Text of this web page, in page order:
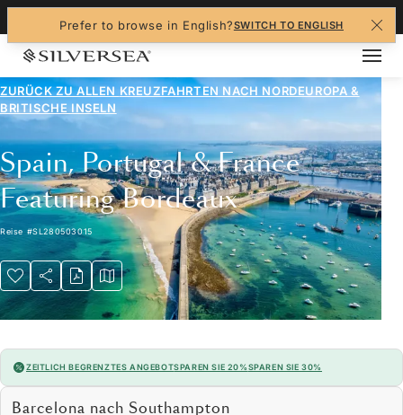
Prefer to browse in English?SWITCH TO ENGLISH
ZURÜCK ZU ALLENKREUZFAHRTEN NACH NORDEUROPA &
BRITISCHE INSELN
Spain, Portugal & France
Featuring Bordeaux
Reise #SL280503015
ZEITLICH BEGRENZTES ANGEBOTSPAREN SIE 20%SPAREN SIE 30%
Barcelona nach Southampton